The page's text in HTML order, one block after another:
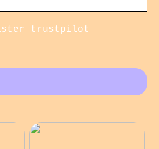
trustpilot